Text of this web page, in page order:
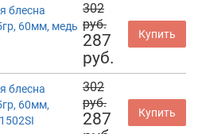
блесна
60мм, медь
302
руб.
287
руб.
Купить
блесна
60мм,
302
руб.
287
Купить